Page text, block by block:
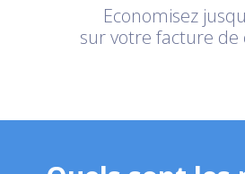
Economisez
sur votre facture de